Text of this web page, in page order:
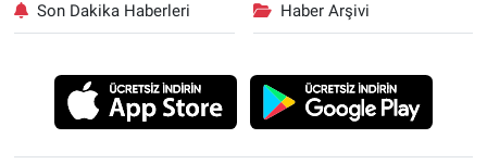
Son Dakika Haberleri Haber Arşivi